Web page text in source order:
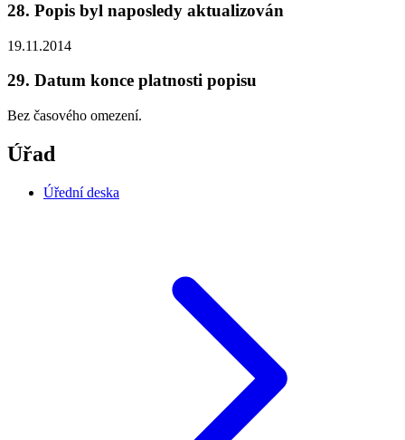
28. Popis byl naposledy aktualizován
19.11.2014
29. Datum konce platnosti popisu
Bez časového omezení.
Úřad
Úřední deska